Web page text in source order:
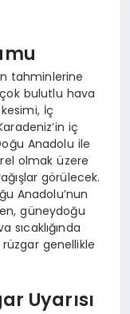
tahminlerine
bulutlu hava
İç
iç
Anadolu ile
olmak üzere
görülecek.
Anadolu’nun
güneydoğu
sıcaklığında
genellikle
Uyarısı